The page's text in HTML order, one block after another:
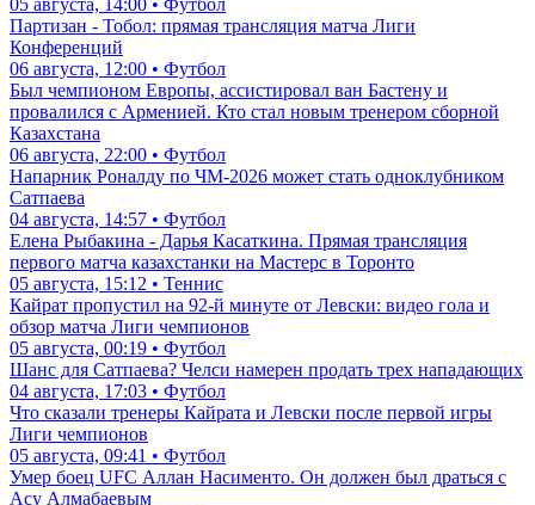
05 августа, 14:00 • Футбол
Партизан - Тобол: прямая трансляция матча Лиги
Конференций
06 августа, 12:00 • Футбол
Был чемпионом Европы, ассистировал ван Бастену и
провалился с Арменией. Кто стал новым тренером сборной
Казахстана
06 августа, 22:00 • Футбол
Напарник Роналду по ЧМ-2026 может стать одноклубником
Сатпаева
04 августа, 14:57 • Футбол
Елена Рыбакина - Дарья Касаткина. Прямая трансляция
первого матча казахстанки на Мастерс в Торонто
05 августа, 15:12 • Теннис
Кайрат пропустил на 92-й минуте от Левски: видео гола и
обзор матча Лиги чемпионов
05 августа, 00:19 • Футбол
Шанс для Сатпаева? Челси намерен продать трех нападающих
04 августа, 17:03 • Футбол
Что сказали тренеры Кайрата и Левски после первой игры
Лиги чемпионов
05 августа, 09:41 • Футбол
Умер боец UFC Аллан Насименто. Он должен был драться с
Асу Алмабаевым